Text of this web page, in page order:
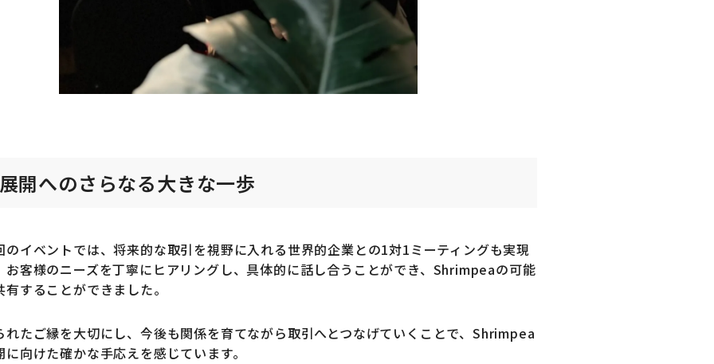
開へのさらなる大きな一歩
のイベントでは、将来的な取引を視野に入れる世界的企業との1対1ミーティングも実現
お客様のニーズを丁寧にヒアリングし、具体的に話し合うことができ、Shrimpeaの可能
することができました。
れたご縁を大切にし、今後も関係を育てながら取引へとつなげていくことで、Shrimpea
向けた確かな手応えを感じています。